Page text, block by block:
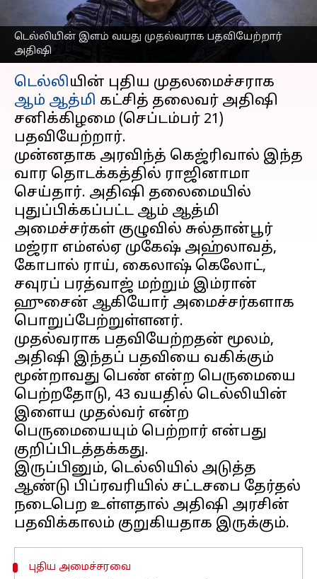
டெல்லியின் இளம் வயது முதல்வராக பதவியேற்றார்
அதிஷி
Sekar Chinnappan Sep 21, 2024 05:56 pm
செய்தி முன்னோட்டம்
டெல்லியின் புதிய முதலமைச்சராக
ஆம் ஆத்மி கட்சித் தலைவர் அதிஷி
சனிக்கிழமை (செப்டம்பர் 21)
பதவியேற்றார்.
முன்னதாக அரவிந்த் கெஜ்ரிவால் இந்த
வார தொடக்கத்தில் ராஜினாமா
செய்தார். அதிஷி தலைமையில்
புதுப்பிக்கப்பட்ட ஆம் ஆத்மி
அமைச்சர்கள் குழுவில் சுல்தான்பூர்
மஜ்ரா எம்எல்ஏ முகேஷ் அஹ்லாவத்,
கோபால் ராய், கைலாஷ் கெலோட்,
சவுரப் பரத்வாஜ் மற்றும் இம்ரான்
ஹுசைன் ஆகியோர் அமைச்சர்களாக
பொறுப்பேற்றுள்ளனர்.
முதல்வராக பதவியேற்றதன் மூலம்,
அதிஷி இந்தப் பதவியை வகிக்கும்
மூன்றாவது பெண் என்ற பெருமையை
பெற்றதோடு, 43 வயதில் டெல்லியின்
இளைய முதல்வர் என்ற
பெருமையையும் பெற்றார் என்பது
குறிப்பிடத்தக்கது.
இருப்பினும், டெல்லியில் அடுத்த
ஆண்டு பிப்ரவரியில் சட்டசபை தேர்தல்
நடைபெற உள்ளதால் அதிஷி அரசின்
புதிய அமைச்சரவை